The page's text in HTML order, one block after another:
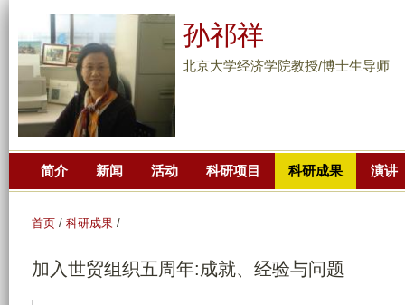
到
主
要
孙祁祥
北京大学经济学院教授/博士生导师
简介 新闻 活动 科研项目 科研成果 演讲
首页 / 科研成果 /
加入世贸组织五周年:成就、经验与问题